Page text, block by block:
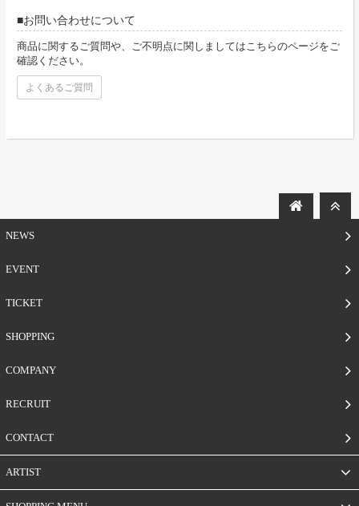
お問い合わせについて
商品に関するご質問や、ご不明点に関しましてはこちらのページをご
確認ください。
よくあるご質問
NEWS
EVENT
TICKET
SHOPPING
COMPANY
RECRUIT
CONTACT
ARTIST